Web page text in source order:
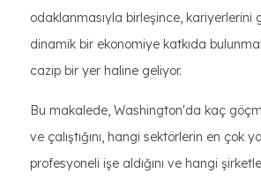
odaklanmasıyla birleşince, kariyerlerini
dinamik bir ekonomiye katkıda
cazip bir yer haline geliyor.
Bu makalede, Washington'da kaç
ve çalıştığını, hangi sektörlerin en çok
profesyoneli işe aldığını ve hangi